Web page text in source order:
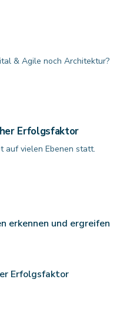
& Agile noch Architektur?
Erfolgsfaktor
auf vielen Ebenen statt.
erkennen und ergreifen
Erfolgsfaktor